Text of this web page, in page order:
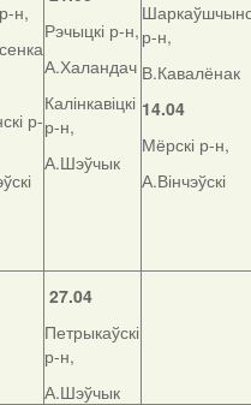
н,
р-
Рэчыцкі р-н,
А.Халандач
Калінкавіцкі
р-н,
А.Шэўчык
р-н,
В.Кавалёнак
14.04
Мёрскі р-н,
А.Вінчэўскі
27.04
Петрыкаўскі
р-н,
А.Шэўчык